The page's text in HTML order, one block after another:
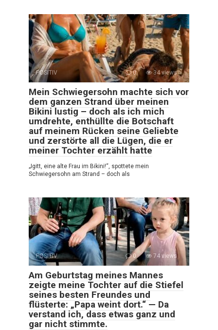
POSITIV 0 34 views
Mein Schwiegersohn machte sich vor
dem ganzen Strand über meinen
Bikini lustig – doch als ich mich
umdrehte, enthüllte die Botschaft
auf meinem Rücken seine Geliebte
und zerstörte all die Lügen, die er
meiner Tochter erzählt hatte
„Igitt, eine alte Frau im Bikini!“, spottete mein
Schwiegersohn am Strand – doch als
POSITIV 0 74 views
Am Geburtstag meines Mannes
zeigte meine Tochter auf die Stiefel
seines besten Freundes und
flüsterte: „Papa weint dort.“ — Da
verstand ich, dass etwas ganz und
gar nicht stimmte.